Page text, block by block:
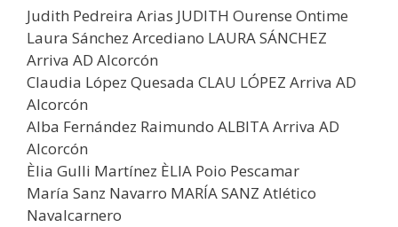
Judith Pedreira Arias JUDITH Ourense Ontime
Laura Sánchez Arcediano LAURA SÁNCHEZ
Arriva AD Alcorcón
Claudia López Quesada CLAU LÓPEZ Arriva AD
Alcorcón
Alba Fernández Raimundo ALBITA Arriva AD
Alcorcón
Èlia Gulli Martínez ÈLIA Poio Pescamar
María Sanz Navarro MARÍA SANZ Atlético
Navalcarnero